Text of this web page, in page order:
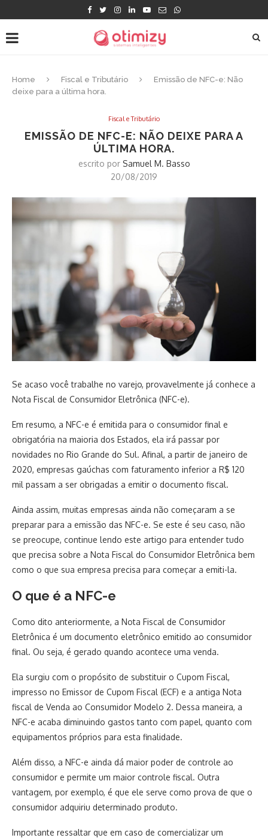
Home Fiscal e Tributário
Emissão de NFC-e: Não
deixe para a última hora.
Fiscal e Tributário
EMISSÃO DE NFC-E: NÃO DEIXE PARA A
ÚLTIMA HORA.
escrito por Samuel M. Basso
20/08/2019
Se acaso você trabalhe no varejo, provavelmente já conhece a
Nota Fiscal de Consumidor Eletrônica (NFC-e).
Em resumo, a NFC-e é emitida para o consumidor final e
obrigatória na maioria dos Estados, ela irá passar por
novidades no Rio Grande do Sul. Afinal, a partir de janeiro de
2020, empresas gaúchas com faturamento inferior a R$ 120
mil passam a ser obrigadas a emitir o documento fiscal.
Ainda assim, muitas empresas ainda não começaram a se
preparar para a emissão das NFC-e. Se este é seu caso, não
se preocupe, continue lendo este artigo para entender tudo
que precisa sobre a Nota Fiscal do Consumidor Eletrônica bem
como o que sua empresa precisa para começar a emiti-la.
O que é a NFC-e
Como dito anteriormente, a Nota Fiscal de Consumidor
Eletrônica é um documento eletrônico emitido ao consumidor
final. Ou seja, é gerado quando acontece uma venda.
Ela surgiu com o propósito de substituir o Cupom Fiscal,
impresso no Emissor de Cupom Fiscal (ECF) e a antiga Nota
fiscal de Venda ao Consumidor Modelo 2. Dessa maneira, a
NFC-e acaba diminuindo gastos tanto com papel, quanto com
equipamentos próprios para esta finalidade.
Além disso, a NFC-e ainda dá maior poder de controle ao
consumidor e permite um maior controle fiscal. Outra
vantagem, por exemplo, é que ele serve como prova de que o
consumidor adquiriu determinado produto.
Importante ressaltar que em caso de comercializar um